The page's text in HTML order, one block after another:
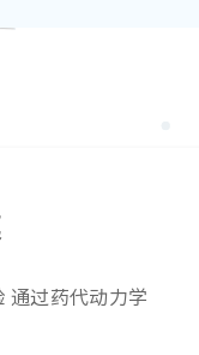
通过药代动力学